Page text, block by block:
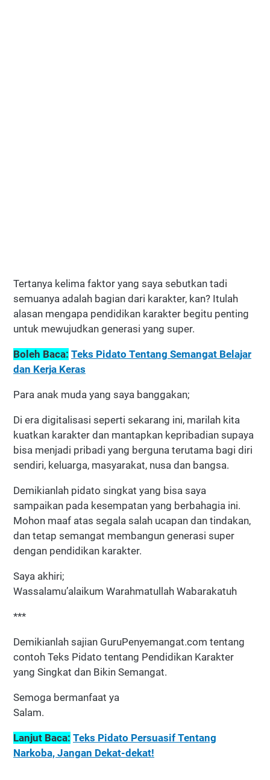
Tertanya kelima faktor yang saya sebutkan tadi
semuanya adalah bagian dari karakter, kan? Itulah
alasan mengapa pendidikan karakter begitu penting
untuk mewujudkan generasi yang super.
Boleh Baca: Teks Pidato Tentang Semangat Belajar
dan Kerja Keras
Para anak muda yang saya banggakan;
Di era digitalisasi seperti sekarang ini, marilah kita
kuatkan karakter dan mantapkan kepribadian supaya
bisa menjadi pribadi yang berguna terutama bagi diri
sendiri, keluarga, masyarakat, nusa dan bangsa.
Demikianlah pidato singkat yang bisa saya
sampaikan pada kesempatan yang berbahagia ini.
Mohon maaf atas segala salah ucapan dan tindakan,
dan tetap semangat membangun generasi super
dengan pendidikan karakter.
Saya akhiri;
Wassalamu’alaikum Warahmatullah Wabarakatuh
***
Demikianlah sajian GuruPenyemangat.com tentang
contoh Teks Pidato tentang Pendidikan Karakter
yang Singkat dan Bikin Semangat.
Semoga bermanfaat ya
Salam.
Lanjut Baca: Teks Pidato Persuasif Tentang
Narkoba, Jangan Dekat-dekat!